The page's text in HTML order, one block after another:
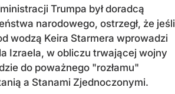
Trumpa był doradcą
narodowego, ostrzegł, że jeśli
wodzą Keira Starmera wprowadzi
Izraela, w obliczu trwającej wojny
do poważnego "rozłamu"
a Stanami Zjednoczonymi.